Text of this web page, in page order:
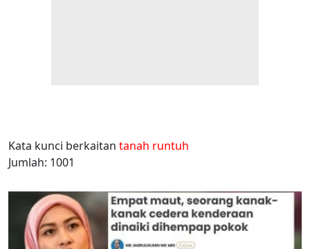
Kata kunci berkaitan tanah runtuh
Jumlah: 1001